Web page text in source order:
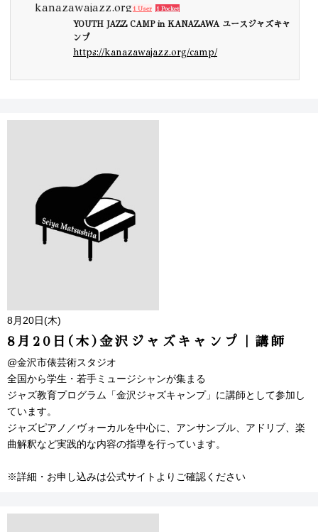
kanazawajazz.org 1 User 1 Pocket
YOUTH JAZZ CAMP in KANAZAWA ユースジャズキャ
ンプ
https://kanazawajazz.org/camp/
8月20日(木)
8月20日(木)金沢ジャズキャンプ｜講師
@金沢市俵芸術スタジオ
全国から学生・若手ミュージシャンが集まる
ジャズ教育プログラム「金沢ジャズキャンプ」に講師として参加し
ています。
ジャズピアノ／ヴォーカルを中心に、アンサンブル、アドリブ、楽
曲解釈など実践的な内容の指導を行っています。
※詳細・お申し込みは公式サイトよりご確認ください